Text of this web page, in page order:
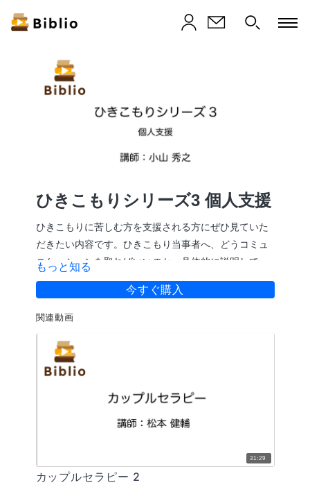
ひきこもりシリーズ3 個人支援
ひきこもりに苦しむ方を支援される方にぜひ見ていた
だきたい内容です。ひきこもり当事者へ、どうコミュ
ニケーションを取ればいいのか、具体的に説明してい
きます。
もっと知る
今すぐ購入
関連動画
31:29
カップルセラピー 2